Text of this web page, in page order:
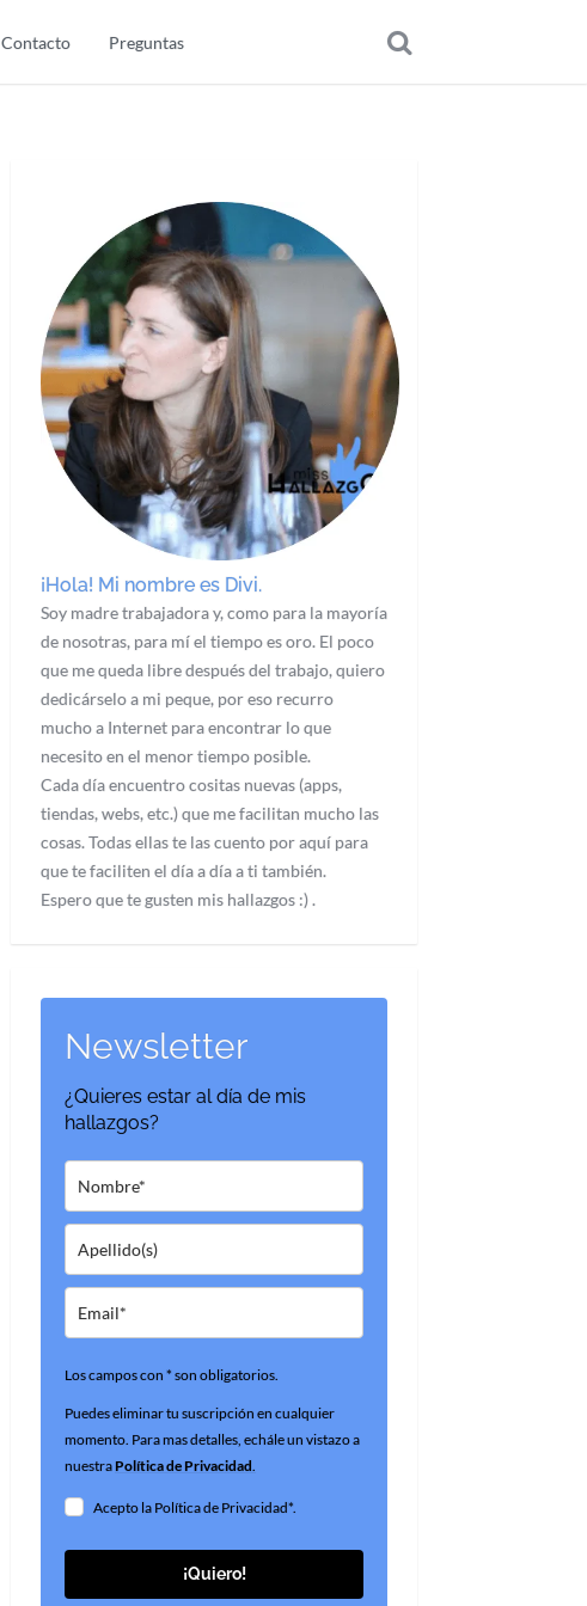
Contacto Preguntas
¡Hola! Mi nombre es Divi.
Soy madre trabajadora y, como para la mayoría
de nosotras, para mí el tiempo es oro. El poco
que me queda libre después del trabajo, quiero
dedicárselo a mi peque, por eso recurro
mucho a Internet para encontrar lo que
necesito en el menor tiempo posible.
Cada día encuentro cositas nuevas (apps,
tiendas, webs, etc.) que me facilitan mucho las
cosas. Todas ellas te las cuento por aquí para
que te faciliten el día a día a ti también.
Espero que te gusten mis hallazgos :) .
Newsletter
¿Quieres estar al día de mis
hallazgos?
Los campos con * son obligatorios.
Puedes eliminar tu suscripción en cualquier
momento. Para mas detalles, echále un vistazo a
nuestraPolítica de Privacidad.
Acepto la Política de Privacidad*.
¡Quiero!